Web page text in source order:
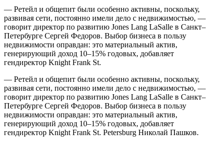
— Ретейл и общепит были особенно активны, поскольку,
развивая сети, постоянно имели дело с недвижимостью, —
говорит директор по развитию Jones Lang LaSalle в Санкт–
Петербурге Сергей Федоров. Выбор бизнеса в пользу
недвижимости оправдан: это материальный актив,
генерирующий доход 10–15% годовых, добавляет
гендиректор Knight Frank St.
— Ретейл и общепит были особенно активны, поскольку,
развивая сети, постоянно имели дело с недвижимостью, —
говорит директор по развитию Jones Lang LaSalle в Санкт–
Петербурге Сергей Федоров. Выбор бизнеса в пользу
недвижимости оправдан: это материальный актив,
генерирующий доход 10–15% годовых, добавляет
гендиректор Knight Frank St. Petersburg Николай Пашков.